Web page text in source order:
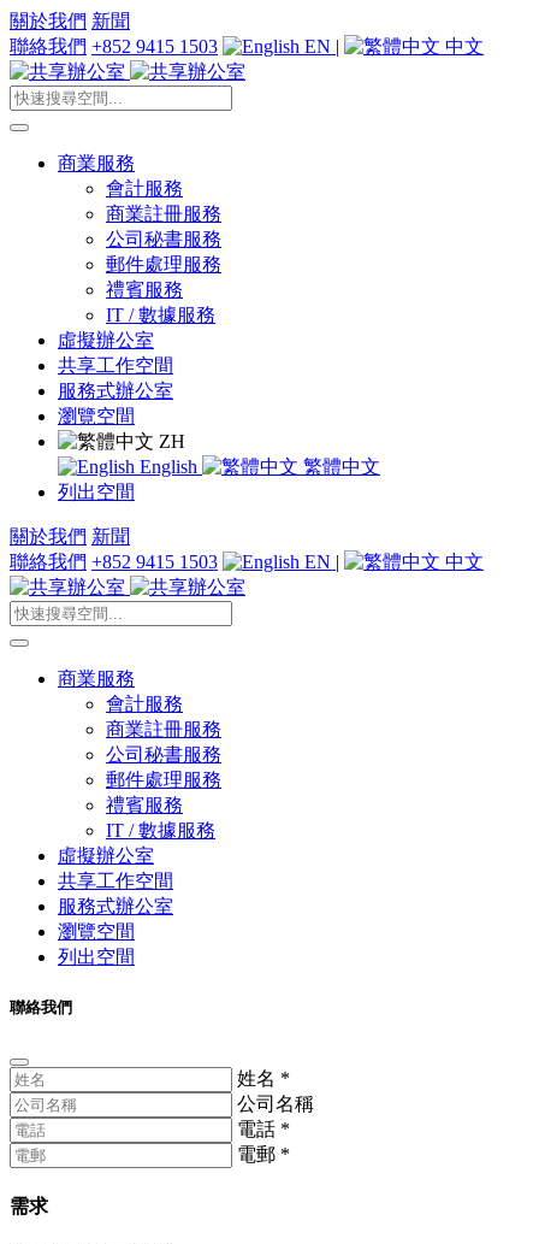
關於我們 新聞
聯絡我們 +852 9415 1503 EN | 中文
商業服務
會計服務
商業註冊服務
公司秘書服務
郵件處理服務
禮賓服務
IT / 數據服務
虛擬辦公室
共享工作空間
服務式辦公室
瀏覽空間
ZH
English
繁體中文
列出空間
關於我們 新聞
聯絡我們 +852 9415 1503 EN | 中文
商業服務
會計服務
商業註冊服務
公司秘書服務
郵件處理服務
禮賓服務
IT / 數據服務
虛擬辦公室
共享工作空間
服務式辦公室
瀏覽空間
列出空間
聯絡我們
姓名 *
公司名稱
電話 *
電郵 *
需求